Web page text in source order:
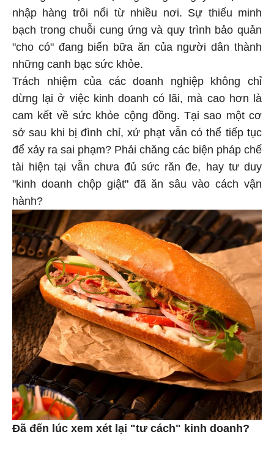
nhập hàng trôi nổi từ nhiều nơi. Sự thiếu minh
bạch trong chuỗi cung ứng và quy trình bảo quản
"cho có" đang biến bữa ăn của người dân thành
những canh bạc sức khỏe.
Trách nhiệm của các doanh nghiệp không chỉ
dừng lại ở việc kinh doanh có lãi, mà cao hơn là
cam kết về sức khỏe cộng đồng. Tại sao một cơ
sở sau khi bị đình chỉ, xử phạt vẫn có thể tiếp tục
để xảy ra sai phạm? Phải chăng các biện pháp chế
tài hiện tại vẫn chưa đủ sức răn đe, hay tư duy
"kinh doanh chộp giật" đã ăn sâu vào cách vận
hành?
Đã đến lúc xem xét lại "tư cách" kinh doanh?